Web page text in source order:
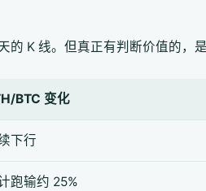
的 K 线。但真正有判断价值的，是
BTC 变化
下行
跑输约 25%